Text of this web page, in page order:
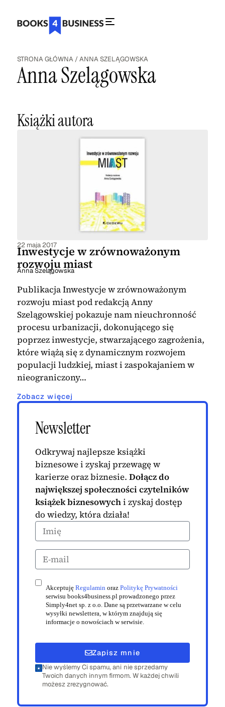
STRONA GŁÓWNA /ANNA SZELĄGOWSKA
Anna Szelągowska
Książki autora
22 maja 2017
Inwestycje w zrównoważonym
rozwoju miast
Anna Szelągowska
Publikacja Inwestycje w zrównoważonym
rozwoju miast pod redakcją Anny
Szelągowskiej pokazuje nam nieuchronność
procesu urbanizacji, dokonującego się
poprzez inwestycje, stwarzającego zagrożenia,
które wiążą się z dynamicznym rozwojem
populacji ludzkiej, miast i zaspokajaniem w
nieograniczony…
Zobacz więcej
Newsletter
Odkrywaj najlepsze książki
biznesowe i zyskaj przewagę w
karierze oraz biznesie. Dołącz do
największej społeczności czytelników
książek biznesowychi zyskaj dostęp
do wiedzy, która działa!
Akceptuję Regulamin oraz Politykę Prywatności
serwisu books4business.pl prowadzonego przez
Simply4net sp. z o.o. Dane są przetwarzane w celu
wysyłki newslettera, w którym znajdują się
informacje o nowościach w serwisie.
Zapisz mnie
Nie wyślemy Ci spamu, ani nie sprzedamy
Twoich danych innym firmom. W każdej chwili
możesz zrezygnować.